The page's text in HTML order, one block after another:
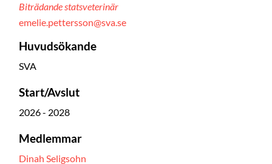
Biträdande statsveterinär
emelie.pettersson@sva.se
Huvudsökande
SVA
Start/Avslut
2026 - 2028
Medlemmar
Dinah Seligsohn